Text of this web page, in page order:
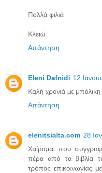
Πολλά φιλιά
Κλειώ
Απάντηση
Eleni Dafnidi 12
Καλή χρονιά με
Απάντηση
elenitsialta.com 28
Χαίρομαι που
πέρα από τα βιβλία
τρόπος επικοινωνίας